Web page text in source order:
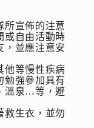
所宣佈的注意
或自由活動時
，並應注意安
他等慢性疾病
勉強參加具有
溫泉…等，避
救生衣，並勿